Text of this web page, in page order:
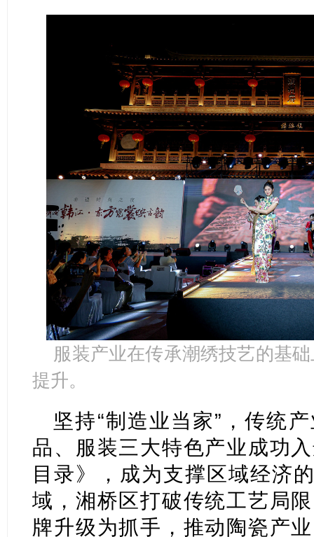
服装产业在传承潮绣技艺的基
提升。
坚持“制造业当家”，传统
品、服装三大特色产业成功
目录》，成为支撑区域经济
域，湘桥区打破传统工艺局
牌升级为抓手，推动陶瓷产